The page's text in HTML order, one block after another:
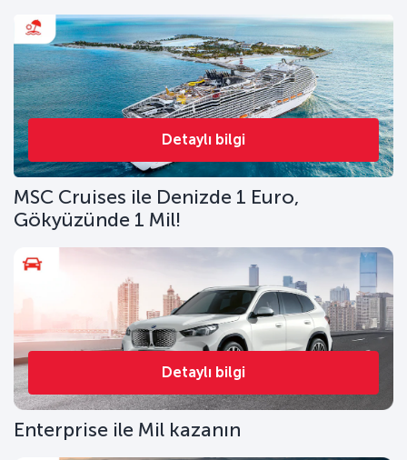
Detaylı bilgi
MSC Cruises ile Denizde 1 Euro,
Gökyüzünde 1 Mil!
Detaylı bilgi
Enterprise ile Mil kazanın